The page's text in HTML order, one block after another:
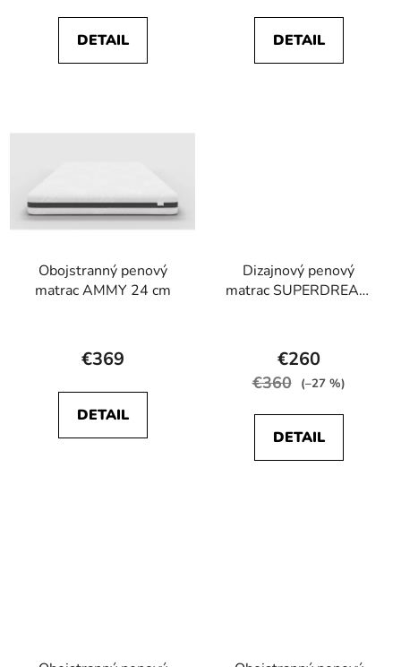
je
5,0
DETAIL
je
5,0
DETAIL
Obojstranný penový
matrac AMMY 24 cm
hodnotenie
je
5,0
€369
DETAIL
Dizajnový penový
matrac SUPERDREAM
hodnotenie
produktu
z
€260
€360 (–27 %)
DETAIL